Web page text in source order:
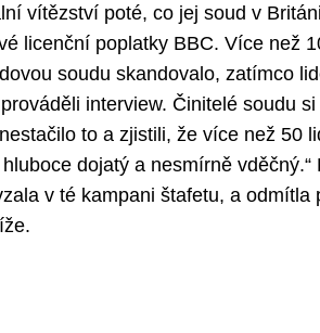
vítězství poté, co jej soud v
licenční poplatky BBC. Více než
soudu skandovalo, zatímco
interview. Činitelé soudu
to a zjistili, že více než 50
dojatý a nesmírně vděčný.“
v té kampani štafetu, a odmítla